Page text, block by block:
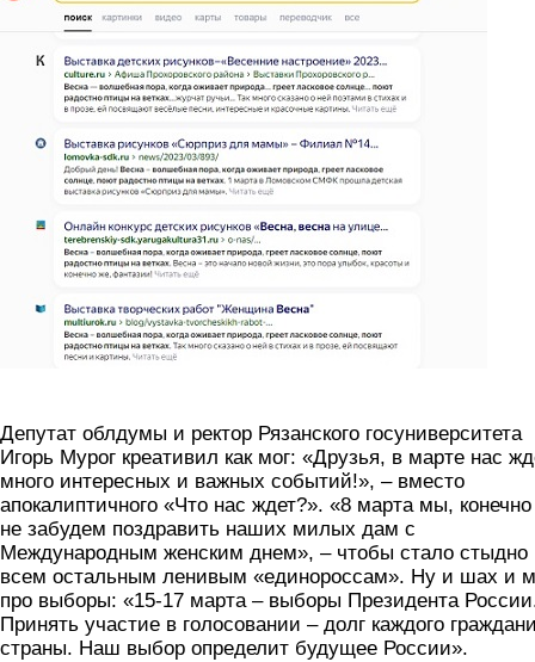
Депутат облдумы и ректор Рязанского госуниверситета
Игорь Мурог креативил как мог: «Друзья, в марте нас
много интересных и важных событий!», – вместо
апокалиптичного «Что нас ждет?». «8 марта мы,
не забудем поздравить наших милых дам с
Международным женским днем», – чтобы стало стыдно
всем остальным ленивым «единороссам». Ну и шах и
про выборы: «15-17 марта – выборы Президента
Принять участие в голосовании – долг каждого
страны. Наш выбор определит будущее России».